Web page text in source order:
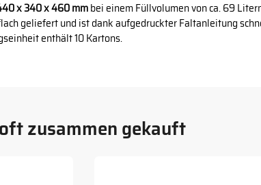
x 340 x 460 mmbei einem Füllvolumen von ca. 69
geliefert und ist dank aufgedruckter Faltanleitung
enthält 10 Kartons.
zusammen gekauft